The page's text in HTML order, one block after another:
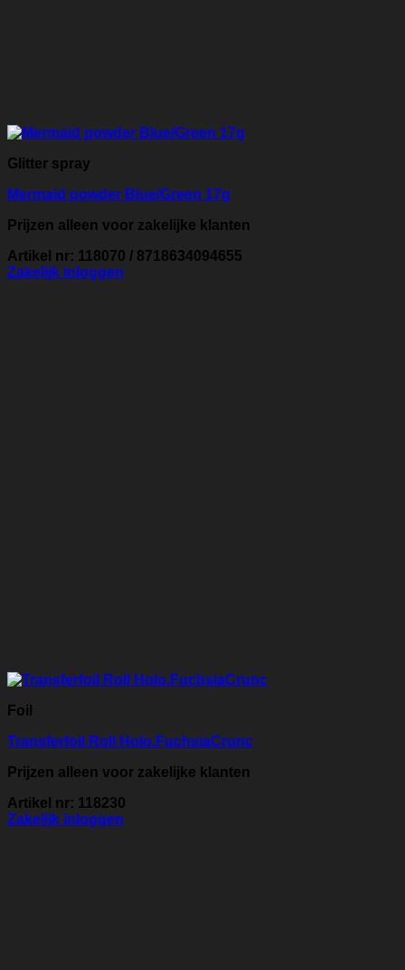
Glitter spray
Mermaid powder Blue/Green 17g
Prijzen alleen voor zakelijke klanten
Artikel nr: 118070 / 8718634094655
Zakelijk inloggen
Foil
Transferfoil Roll Holo.FuchsiaCrunc
Prijzen alleen voor zakelijke klanten
Artikel nr: 118230
Zakelijk inloggen